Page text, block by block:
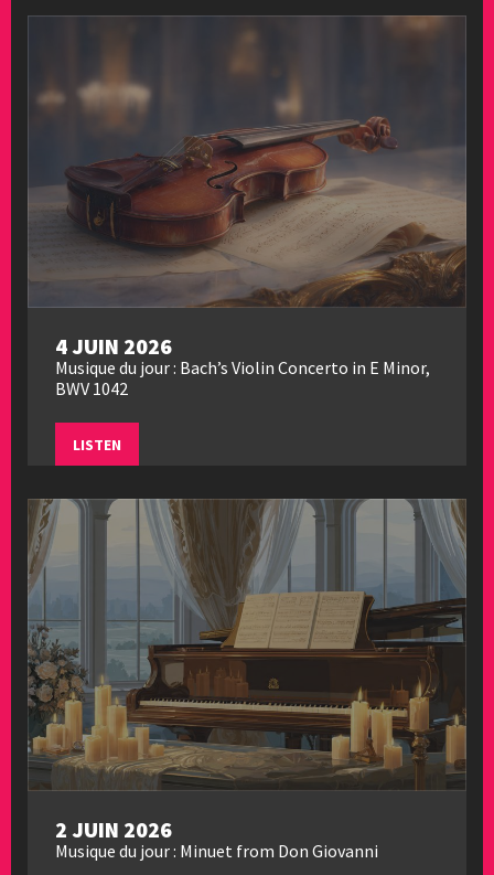
4 JUIN 2026
Musique du jour : Bach’s Violin Concerto in E Minor,
BWV 1042
LISTEN
2 JUIN 2026
Musique du jour : Minuet from Don Giovanni